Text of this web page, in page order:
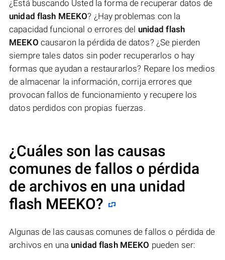
¿Está buscando Usted la forma de recuperar datos de
unidad flash MEEKO? ¿Hay problemas con la
capacidad funcional o errores del unidad flash
MEEKO causaron la pérdida de datos? ¿Se pierden
siempre tales datos sin poder recuperarlos o hay
formas que ayudan a restaurarlos? Repare los medios
de almacenar la información, corrija errores que
provocan fallos de funcionamiento y recupere los
datos perdidos con propias fuerzas.
¿Cuáles son las causas
comunes de fallos o pérdida
de archivos en una unidad
flash MEEKO?
Algunas de las causas comunes de fallos o pérdida de
archivos en una unidad flash MEEKO pueden ser: